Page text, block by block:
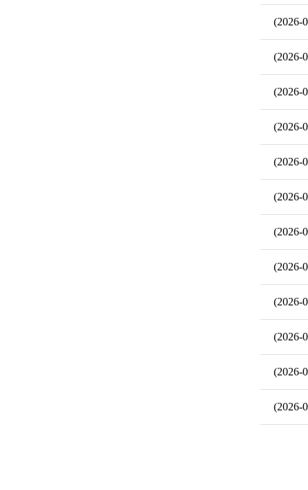
(2026-
(2026-
(2026-
(2026-
(2026-
(2026-
(2026-
(2026-
(2026-
(2026-
(2026-
(2026-